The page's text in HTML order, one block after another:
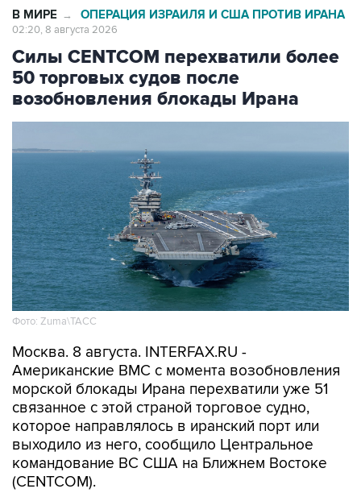
В МИРЕ → ОПЕРАЦИЯ ИЗРАИЛЯ И США ПРОТИВ ИРАНА
02:20, 8 августа 2026
Силы CENTCOM перехватили более
50 торговых судов после
возобновления блокады Ирана
Фото: Zuma\ТАСС
Москва. 8 августа. INTERFAX.RU -
Американские ВМС с момента возобновления
морской блокады Ирана перехватили уже 51
связанное с этой страной торговое судно,
которое направлялось в иранский порт или
выходило из него, сообщило Центральное
командование ВС США на Ближнем Востоке
(CENTCOM).